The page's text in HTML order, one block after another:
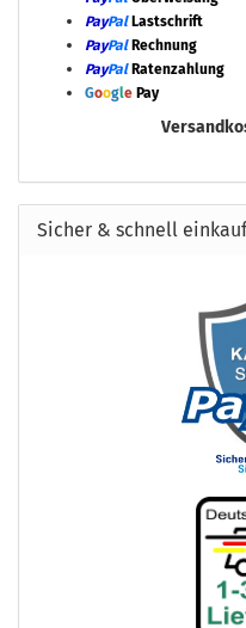
PayPal Lastschrift
PayPal Rechnung
PayPal Ratenzahlung
Google Pay
Sicher & schnell